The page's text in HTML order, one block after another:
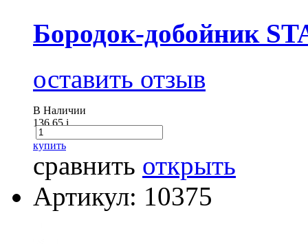
Бородок-добойник
оставить отзыв
В Наличии
136.65i
купить
сравнить открыть
Артикул: 10375